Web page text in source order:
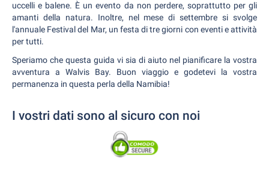
uccelli e balene. È un evento da non perdere, soprattutto per gli
amanti della natura. Inoltre, nel mese di settembre si svolge
l'annuale Festival del Mar, un festa di tre giorni con eventi e attività
per tutti.
Speriamo che questa guida vi sia di aiuto nel pianificare la vostra
avventura a Walvis Bay. Buon viaggio e godetevi la vostra
permanenza in questa perla della Namibia!
I vostri dati sono al sicuro con noi